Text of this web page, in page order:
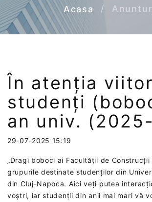
Acasa
În atenția
studenți
an univ.
29-07-2025 15:19
„Dragi boboci ai Facultății de
grupurile destinate studenților din
din Cluj-Napoca. Aici veți putea
voștri, iar studenții din anii mai mari vă